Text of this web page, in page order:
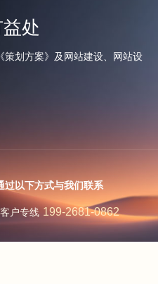
处
划方案》及网站建设、网站设
过以下方式与我们联系
户专线 199-2681-0862